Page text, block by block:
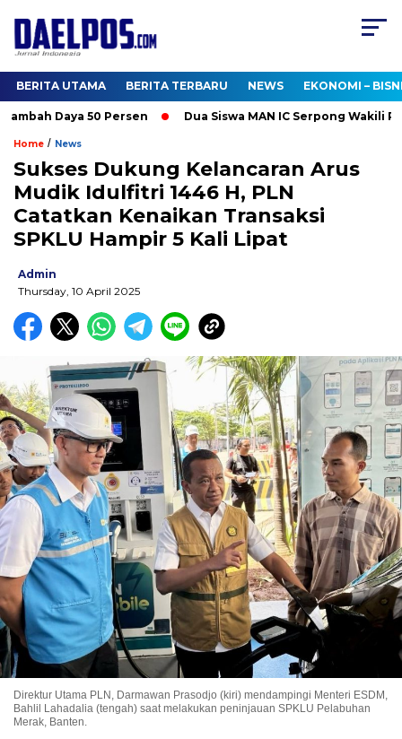
BERITA UTAMA BERITA TERBARU NEWS EKONOMI –
Daya 50 Persen Dua Siswa MAN IC Serpong Wakili RI di
Home / News
Sukses Dukung Kelancaran Arus
Mudik Idulfitri 1446 H, PLN
Catatkan Kenaikan Transaksi
SPKLU Hampir 5 Kali Lipat
Admin
Thursday, 10 April 2025
Direktur Utama PLN, Darmawan Prasodjo (kiri) mendampingi Menteri ESDM,
Bahlil Lahadalia (tengah) saat melakukan peninjauan SPKLU Pelabuhan
Merak, Banten.